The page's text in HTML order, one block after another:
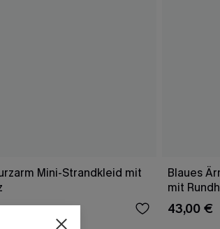
Mini-Strandkleid mit
Blaues
mit
43,00 €
ERHALTEN